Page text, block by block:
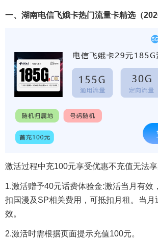
一、湖南电信飞娥卡热门流量卡精选（
激活过程中充100元享受优惠不充值无法
1.激活赠予40元话费体验金:激活当月有效
扣国漫及SP相关费用，可抵扣月租。当月
效。
2.激活时需根据页面提示充值100元。